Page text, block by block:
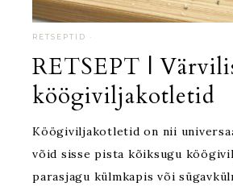
RETSEPTID ·
RETSEPT |
köögiviljakotletid
Köögiviljakotletid on nii
võid sisse pista kõiksugu
parasjagu külmkapis või